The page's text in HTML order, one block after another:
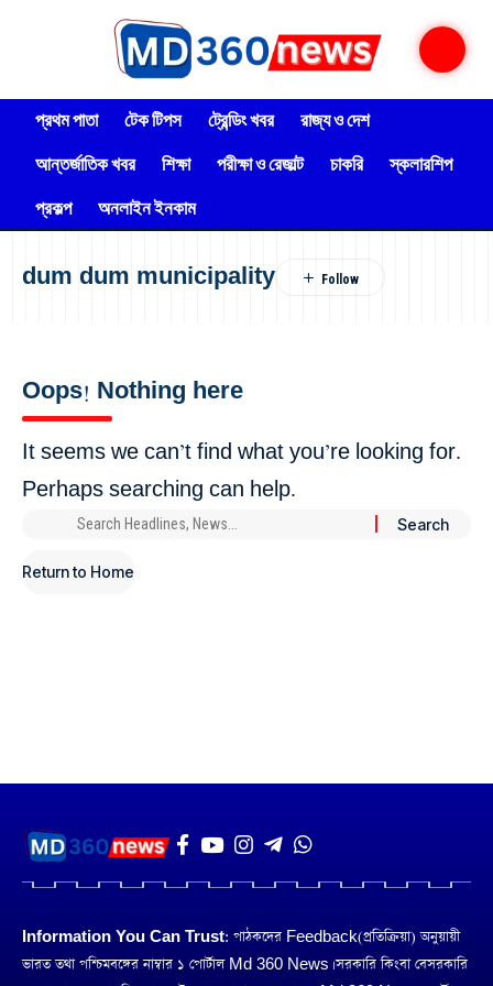
প্রথম পাতা টেক টিপস ট্রেন্ডিং খবর
রাজ্য ও দেশ
আন্তর্জাতিক খবর
শিক্ষা পরীক্ষা ও রেজাল্ট চাকরি
স্কলারশিপ
প্রকল্প
অনলাইন ইনকাম
dum dum municipality
Oops! Nothing here
It seems we can’t find what you’re looking for.
Perhaps searching can help.
Return to Home
Information You Can Trust: পাঠকদের Feedback(প্রতিক্রিয়া) অনুয়ায়ী
ভারত তথা পশ্চিমবঙ্গের নাম্বার ১ পোর্টাল Md 360 News। সরকারি কিংবা বেসরকারি